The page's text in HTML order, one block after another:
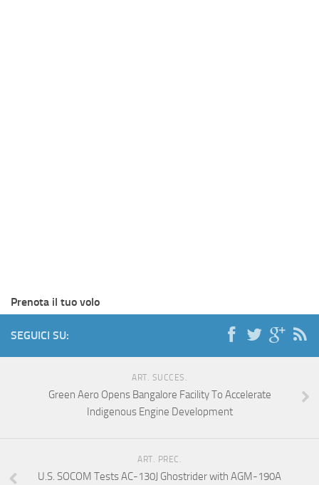
Prenota il tuo volo
SEGUICI SU:
ART. SUCCES.
Green Aero Opens Bangalore Facility To Accelerate
Indigenous Engine Development
ART. PREC.
U.S. SOCOM Tests AC-130J Ghostrider with AGM-190A